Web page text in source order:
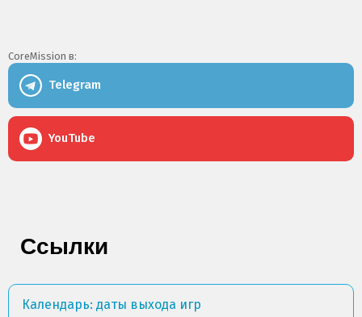
CoreMission в:
Telegram
YouTube
Ссылки
Календарь: даты выхода игр